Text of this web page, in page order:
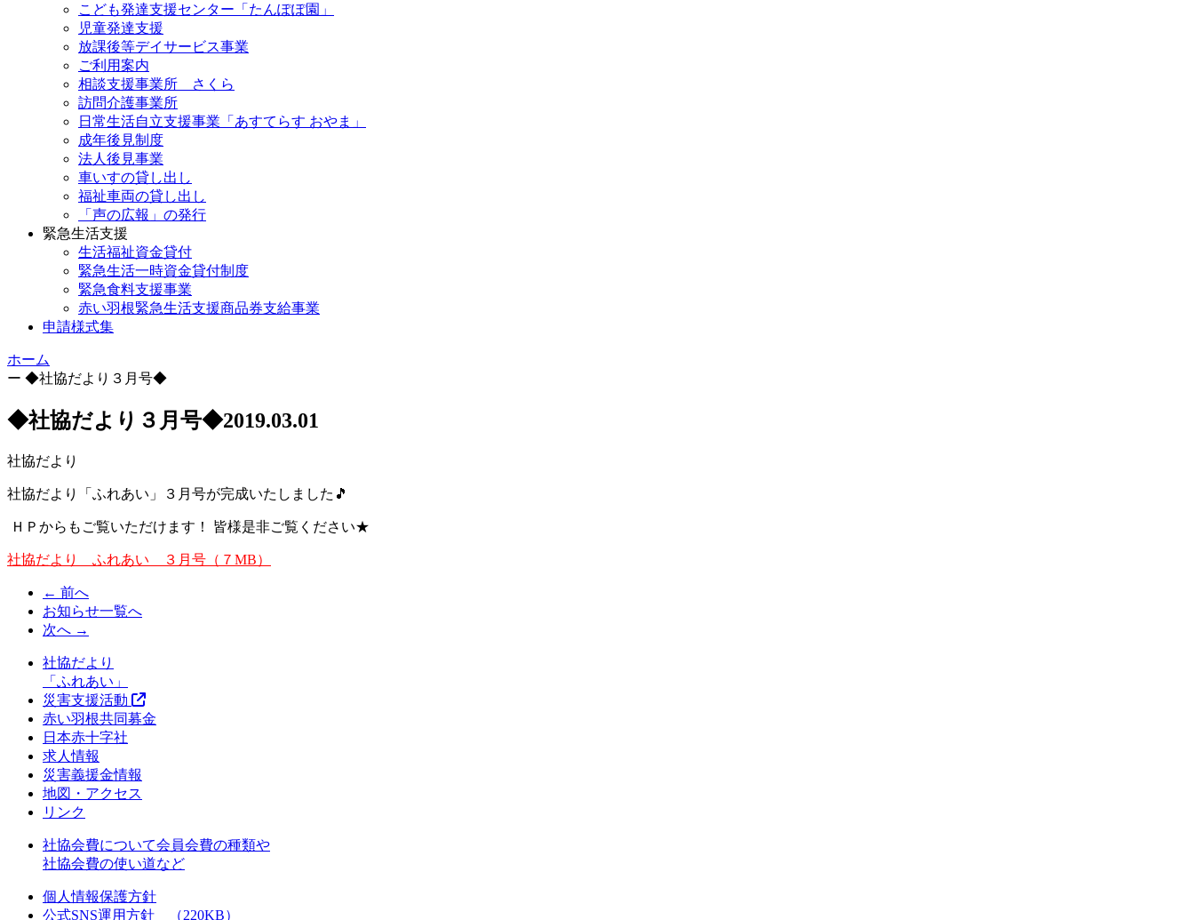
こども発達支援センター「たんぽぽ園」
児童発達支援
放課後等デイサービス事業
ご利用案内
相談支援事業所 さくら
訪問介護事業所
日常生活自立支援事業「あすてらす おやま」
成年後見制度
法人後見事業
車いすの貸し出し
福祉車両の貸し出し
「声の広報」の発行
緊急生活支援
生活福祉資金貸付
緊急生活一時資金貸付制度
緊急食料支援事業
赤い羽根緊急生活支援商品券支給事業
申請様式集
ホーム
ー ◆社協だより３月号◆
◆社協だより３月号◆2019.03.01
社協だより
社協だより「ふれあい」３月号が完成いたしました🎵
ＨＰからもご覧いただけます！ 皆様是非ご覧ください★
社協だより ふれあい ３月号（７MB）
← 前へ
お知らせ一覧へ
次へ →
社協だより
「ふれあい」
災害支援活動
赤い羽根共同募金
日本赤十字社
求人情報
災害義援金情報
地図・アクセス
リンク
社協会費について会員会費の種類や
社協会費の使い道など
個人情報保護方針
公式SNS運用方針 （220KB）